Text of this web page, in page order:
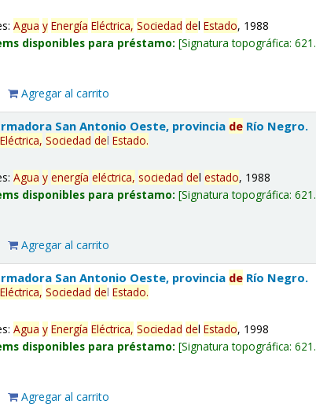
Agua y Energía Eléctrica, Sociedad delEstado, 1988
disponibles para préstamo: Signatura topográfica:
Agregar al carrito
San Antonio Oeste, provincia de Río Negro.
Eléctrica, Sociedad delEstado.
Agua y energía eléctrica, sociedad delestado, 1988
disponibles para préstamo: Signatura topográfica:
Agregar al carrito
San Antonio Oeste, provincia de Río Negro.
Eléctrica, Sociedad delEstado.
Agua y Energía Eléctrica, Sociedad delEstado, 1998
disponibles para préstamo: Signatura topográfica:
Agregar al carrito